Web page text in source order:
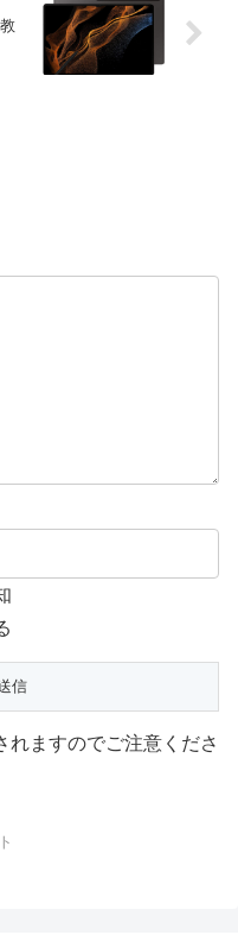
れますのでご注意くださ